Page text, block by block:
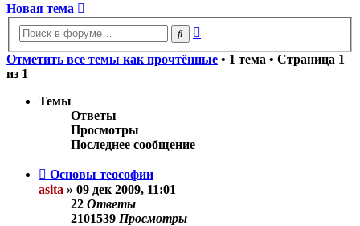
Новая тема
Поиск
Отметить все темы как прочтённые • 1 тема • Страница 1
из 1
Темы
Ответы
Просмотры
Последнее сообщение
Основы теософии
asita » 09 дек 2009, 11:01
22 Ответы
2101539 Просмотры